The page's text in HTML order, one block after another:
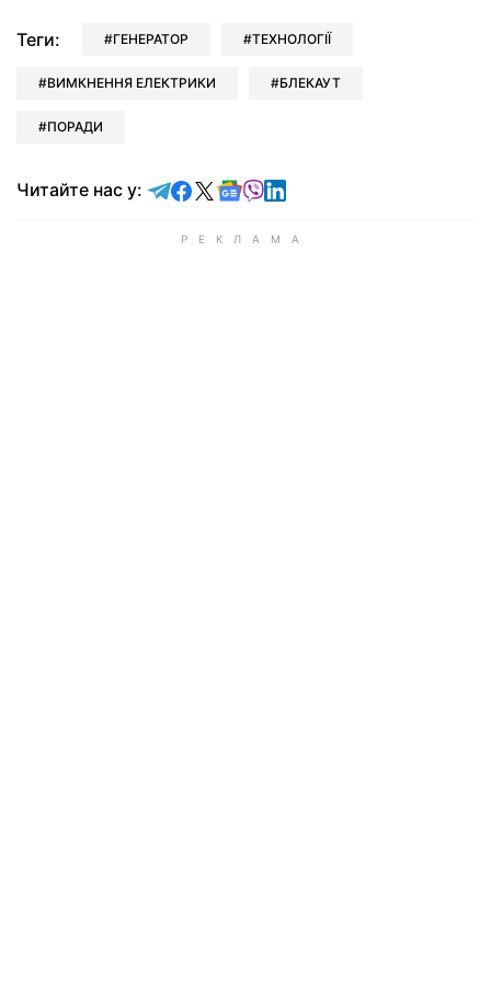
Теги: ГЕНЕРАТОР ТЕХНОЛОГІЇ
ВИМКНЕННЯ ЕЛЕКТРИКИ БЛЕКАУТ
ПОРАДИ
Читайте нас у: Читайте у Telegram
Читайте у Facebook
Читайте у X
Читайте у Google news
Читайте у Viber
Читайте у LinkedIn